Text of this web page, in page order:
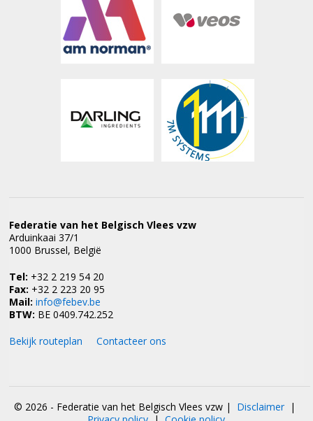
Federatie van het Belgisch Vlees vzw
Arduinkaai 37/1
1000 Brussel, België
Tel: +32 2 219 54 20
Fax: +32 2 223 20 95
Mail: info@febev.be
BTW: BE 0409.742.252
Bekijk routeplan
Contacteer ons
© 2026 - Federatie van het Belgisch Vlees vzw| Disclaimer|